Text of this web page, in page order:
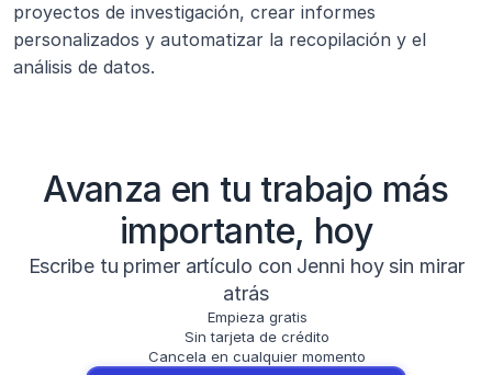
proyectos de investigación, crear informes
personalizados y automatizar la recopilación y el
análisis de datos.
Avanza en tu trabajo más
importante, hoy
Escribe tu primer artículo con Jenni hoy sin mirar
atrás
Empieza gratis
Sin tarjeta de crédito
Cancela en cualquier momento